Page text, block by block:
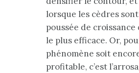
lorsque les cèdres
poussée de croissance
le plus efficace. Or,
phénomène soit
profitable, c’est